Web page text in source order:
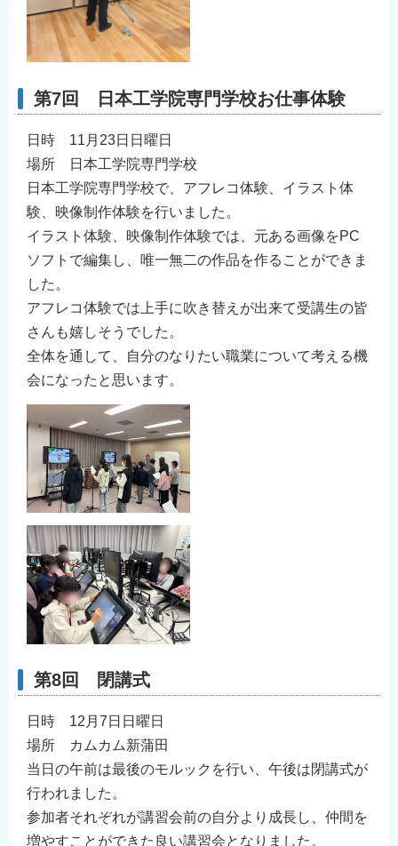
第7回 日本工学院専門学校お仕事体験
日時 11月23日日曜日
場所 ⽇本⼯学院専⾨学校
⽇本⼯学院専⾨学校で、アフレコ体験、イラスト体
験、映像制作体験を⾏いました。
イラスト体験、映像制作体験では、元ある画像をPC
ソフトで編集し、唯⼀無⼆の作品を作ることができま
した。
アフレコ体験では上⼿に吹き替えが出来て受講⽣の皆
さんも嬉しそうでした。
全体を通して、⾃分のなりたい職業について考える機
会になったと思います。
第8回 閉講式
日時 12月7日日曜日
場所 カムカム新蒲田
当⽇の午前は最後のモルックを⾏い、午後は閉講式が
⾏われました。
参加者それぞれが講習会前の⾃分より成⻑し、仲間を
増やすことができた良い講習会となりました。